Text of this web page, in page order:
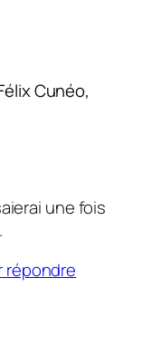
Cunéo,
une fois